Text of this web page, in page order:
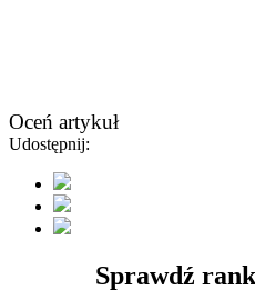
Oceń artykuł
Udostępnij:
Sprawdź